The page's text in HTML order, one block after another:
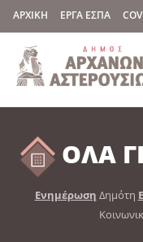
ΑΡΧΙΚΗ ΕΡΓΑ ΕΣΠΑ
ΟΛΑ
Ενημέρωση Δημότη